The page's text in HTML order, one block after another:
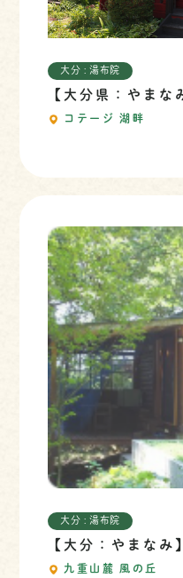
大分 : 湯布院
【大分県：やま
コテージ 湖畔
大分 : 湯布院
【大分：やまな
九重山麓 風の丘